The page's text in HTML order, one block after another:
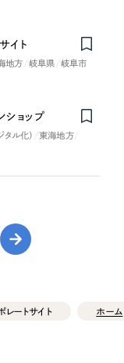
イト
地方 岐阜県 岐阜市
ショップ
タル化）
東海地方
レートサイト ホーム